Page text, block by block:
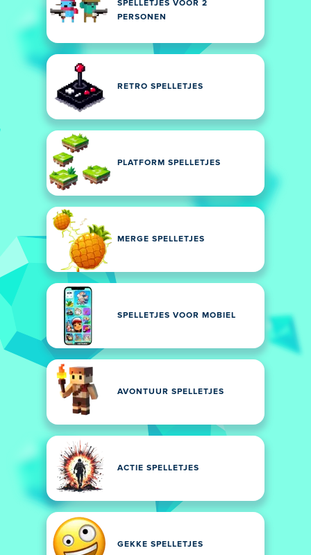
SPELLETJES VOOR 2
PERSONEN
RETRO SPELLETJES
PLATFORM SPELLETJES
MERGE SPELLETJES
SPELLETJES VOOR MOBIEL
AVONTUUR SPELLETJES
ACTIE SPELLETJES
GEKKE SPELLETJES